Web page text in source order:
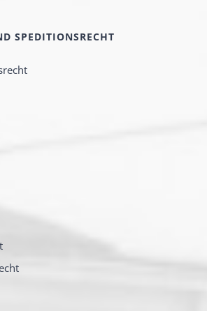
SPEDITIONSRECHT